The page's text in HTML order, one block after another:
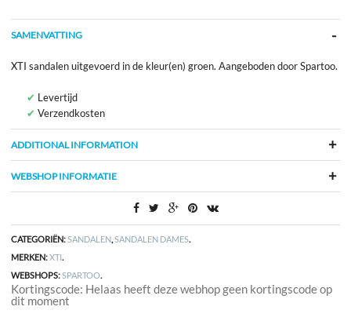
SAMENVATTING
XTI sandalen uitgevoerd in de kleur(en) groen. Aangeboden door Spartoo.
Levertijd
Verzendkosten
ADDITIONAL INFORMATION
WEBSHOP INFORMATIE
CATEGORIËN:SANDALEN,SANDALEN DAMES.
MERKEN:XTI.
WEBSHOPS:SPARTOO.
Kortingscode: Helaas heeft deze webhop geen kortingscode op
dit moment